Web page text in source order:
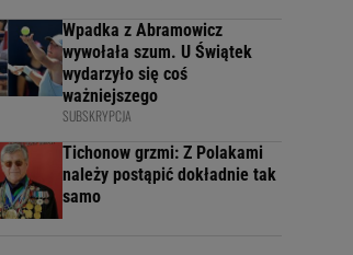
Wpadka z Abramowicz
wywołała szum. U Świątek
wydarzyło się coś
ważniejszego
SUBSKRYPCJA
Tichonow grzmi: Z Polakami
należy postąpić dokładnie tak
samo